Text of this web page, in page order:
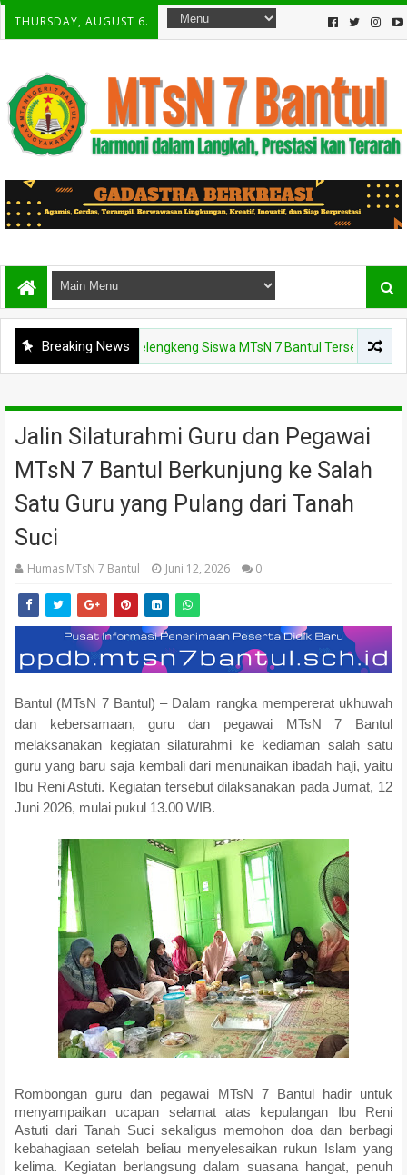
THURSDAY, AUGUST 6.
Breaking News
Steak dan Buah Kelengkeng Siswa MTsN 7 Bantul Tersenyum Berseri
Jalin Silaturahmi Guru dan Pegawai
MTsN 7 Bantul Berkunjung ke Salah
Satu Guru yang Pulang dari Tanah
Suci
Humas MTsN 7 Bantul Juni 12, 2026 0
Bantul (MTsN 7 Bantul) – Dalam rangka mempererat ukhuwah
dan kebersamaan, guru dan pegawai MTsN 7 Bantul
melaksanakan kegiatan silaturahmi ke kediaman salah satu
guru yang baru saja kembali dari menunaikan ibadah haji, yaitu
Ibu Reni Astuti. Kegiatan tersebut dilaksanakan pada Jumat, 12
Juni 2026, mulai pukul 13.00 WIB.
Rombongan guru dan pegawai MTsN 7 Bantul hadir untuk
menyampaikan ucapan selamat atas kepulangan Ibu Reni
Astuti dari Tanah Suci sekaligus memohon doa dan berbagi
kebahagiaan setelah beliau menyelesaikan rukun Islam yang
kelima. Kegiatan berlangsung dalam suasana hangat, penuh